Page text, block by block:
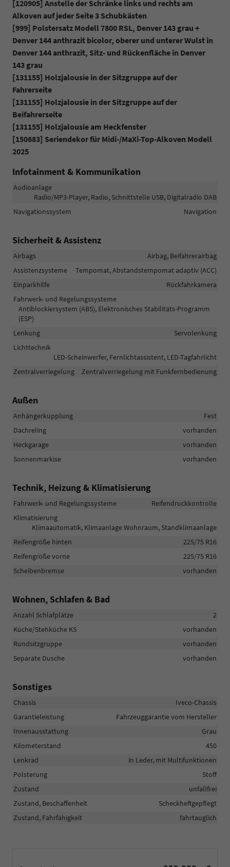
[120905] Anstelle der Schränke links und rechts am
Alkoven auf jeder Seite 3 Schubkästen
[999] Polstersatz Modell 7800 RSL, Denver 143 grau +
Denver 144 anthrazit bicolor, oberer und unterer Wulst in
Denver 144 anthrazit, Sitz- und Rückenfläche in Denver
143 grau
[131155] Holzjalousie in der Sitzgruppe auf der
Fahrerseite
[131155] Holzjalousie in der Sitzgruppe auf der
Beifahrerseite
[131155] Holzjalousie am Heckfenster
[150683] Seriendekor für Midi-/MaXi-Top-Alkoven Modell
2025
Infotainment & Kommunikation
Audioanlage
Radio/MP3-Player, Radio, Schnittstelle USB, Digitalradio DAB
Navigationssystem
Navigation
Sicherheit & Assistenz
Airbags
Airbag, Beifahrerairbag
Assistenzsysteme
Tempomat, Abstandstempomat adaptiv (ACC)
Einparkhilfe
Rückfahrkamera
Fahrwerk- und Regelungssysteme
Antiblockiersystem (ABS), Elektronisches Stabilitäts-Programm
(ESP)
Lenkung
Servolenkung
Lichttechnik
LED-Scheinwerfer, Fernlichtassistent, LED-Tagfahrlicht
Zentralverriegelung
Zentralverriegelung mit Funkfernbedienung
Außen
Anhängerkupplung
Fest
Dachreling
vorhanden
Heckgarage
vorhanden
Sonnenmarkise
vorhanden
Technik, Heizung & Klimatisierung
Fahrwerk- und Regelungssysteme
Reifendruckkontrolle
Klimatisierung
Klimaautomatik, Klimaanlage Wohnraum, Standklimaanlage
Reifengröße hinten
225/75 R16
Reifengröße vorne
225/75 R16
Scheibenbremse
vorhanden
Wohnen, Schlafen & Bad
Anzahl Schlafplätze
2
Küche/Stehküche KS
vorhanden
Rundsitzgruppe
vorhanden
Separate Dusche
vorhanden
Sonstiges
Chassis
Iveco-Chassis
Garantieleistung
Fahrzeuggarantie vom Hersteller
Innenausstattung
Grau
Kilometerstand
450
Lenkrad
in Leder, mit Multifunktionen
Polsterung
Stoff
Zustand
unfallfrei
Zustand, Beschaffenheit
Scheckheftgepflegt
Zustand, Fahrfähigkeit
fahrtauglich